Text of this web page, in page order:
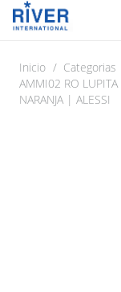
Inicio / Categorias
AMMI02 RO
NARANJA | ALESSI